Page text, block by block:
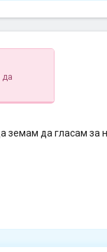
да
земам да гласам за